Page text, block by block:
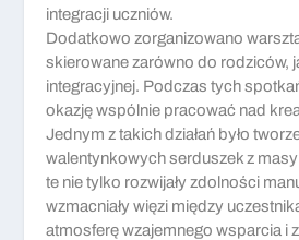
integracji uczniów.
Dodatkowo zorganizowano
skierowane zarówno do rodziców,
integracyjnej. Podczas tych
okazję wspólnie pracować nad
Jednym z takich działań było
walentynkowych serduszek z
te nie tylko rozwijały zdolności
wzmacniały więzi między
atmosferę wzajemnego wsparcia i